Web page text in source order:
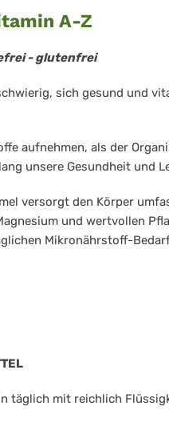
A-Z
- glutenfrei
sich gesund und
aufnehmen, als der
unsere Gesundheit und
versorgt den Körper
und wertvollen
Mikronährstoff-
täglich mit reichlich